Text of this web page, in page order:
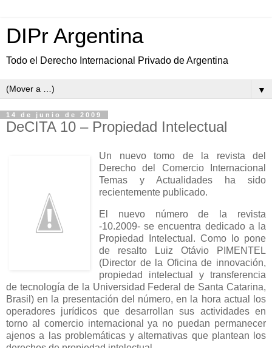
DIPr Argentina
Todo el Derecho Internacional Privado de Argentina
▼
14 de junio de 2009
DeCITA 10 – Propiedad Intelectual
Un nuevo tomo de la revista del
Derecho del Comercio Internacional
Temas y Actualidades ha sido
recientemente publicado.
El nuevo número de la revista
-10.2009- se encuentra dedicado a la
Propiedad Intelectual. Como lo pone
de resalto Luiz Otávio PIMENTEL
(Director de la Oficina de innovación,
propiedad intelectual y transferencia
de tecnología de la Universidad Federal de Santa Catarina,
Brasil) en la presentación del número, en la hora actual los
operadores jurídicos que desarrollan sus actividades en
torno al comercio internacional ya no puedan permanecer
ajenos a las problemáticas y alternativas que plantean los